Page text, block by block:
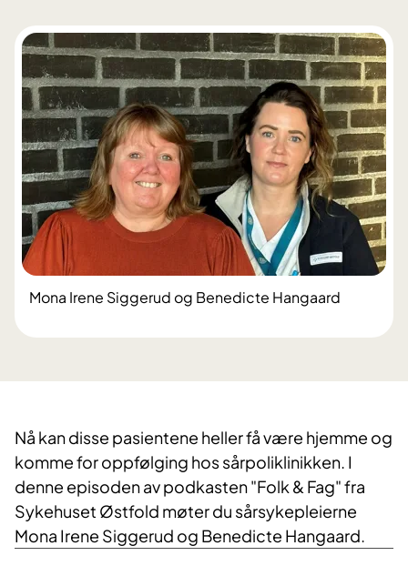
Mona Irene Siggerud og Benedicte Hangaard
Nå kan disse pasientene heller få være hjemme og
komme for oppfølging hos sårpoliklinikken. I
denne episoden av podkasten "Folk & Fag" fra
Sykehuset Østfold møter du sårsykepleierne
Mona Irene Siggerud og Benedicte Hangaard. ​